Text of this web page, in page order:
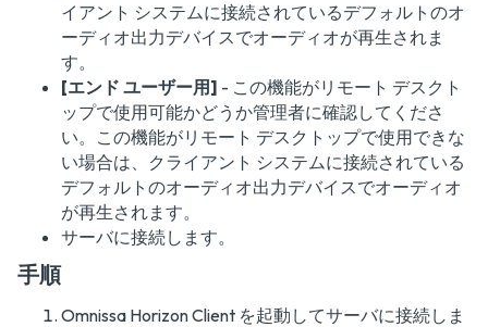
イアント システムに接続されているデフォルトのオ
ーディオ出力デバイスでオーディオが再生されま
す。
[エンド ユーザー用] - この機能がリモート デスクト
ップで使用可能かどうか管理者に確認してくださ
い。この機能がリモート デスクトップで使用できな
い場合は、クライアント システムに接続されている
デフォルトのオーディオ出力デバイスでオーディオ
が再生されます。
サーバに接続します。
手順
Omnissa Horizon Client を起動してサーバに接続しま